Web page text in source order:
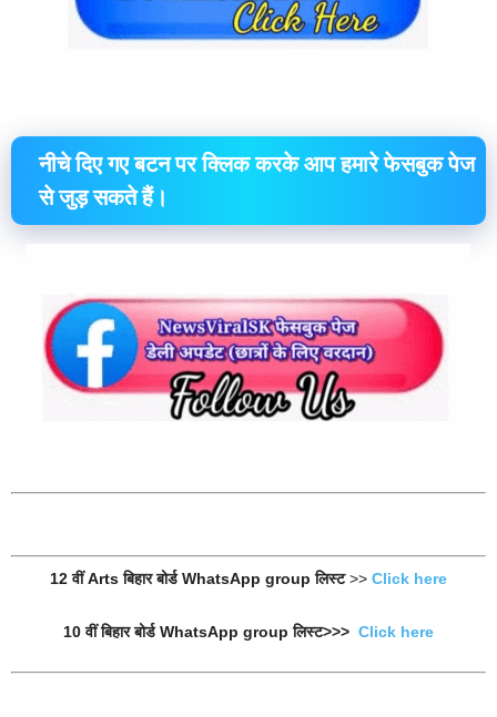
नीचे दिए गए बटन पर क्लिक करके आप हमारे फेसबुक पेज
से जुड़ सकते हैं।
12 वीं Arts बिहार बोर्ड WhatsApp group लिस्ट>> Click here
10 वीं बिहार बोर्ड WhatsApp group लिस्ट>>> Click here